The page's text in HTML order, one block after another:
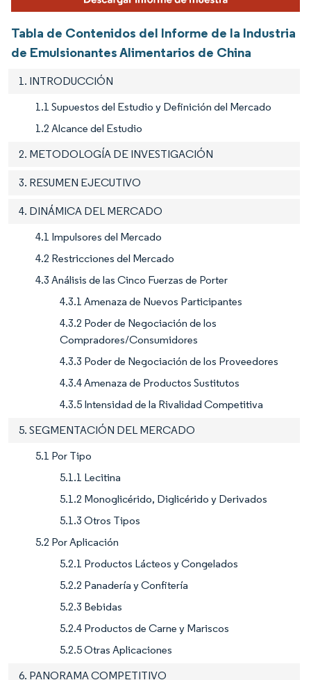
Tabla de Contenidos del Informe de la Industria
de Emulsionantes Alimentarios de China
1. INTRODUCCIÓN
1.1 Supuestos del Estudio y Definición del Mercado
1.2 Alcance del Estudio
2. METODOLOGÍA DE INVESTIGACIÓN
3. RESUMEN EJECUTIVO
4. DINÁMICA DEL MERCADO
4.1 Impulsores del Mercado
4.2 Restricciones del Mercado
4.3 Análisis de las Cinco Fuerzas de Porter
4.3.1 Amenaza de Nuevos Participantes
4.3.2 Poder de Negociación de los
Compradores/Consumidores
4.3.3 Poder de Negociación de los Proveedores
4.3.4 Amenaza de Productos Sustitutos
4.3.5 Intensidad de la Rivalidad Competitiva
5. SEGMENTACIÓN DEL MERCADO
5.1 Por Tipo
5.1.1 Lecitina
5.1.2 Monoglicérido, Diglicérido y Derivados
5.1.3 Otros Tipos
5.2 Por Aplicación
5.2.1 Productos Lácteos y Congelados
5.2.2 Panadería y Confitería
5.2.3 Bebidas
5.2.4 Productos de Carne y Mariscos
5.2.5 Otras Aplicaciones
6. PANORAMA COMPETITIVO